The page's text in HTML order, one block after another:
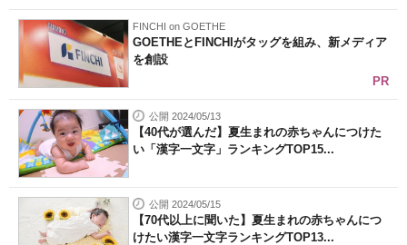
FINCHI on GOETHE
GOETHEとFINCHIがタッグを組み、新メディア
を創設
PR
公開 2024/05/13
【40代が選んだ】夏生まれの赤ちゃんにつけた
い「漢字一文字」ランキングTOP15...
公開 2024/05/15
【70代以上に聞いた】夏生まれの赤ちゃんにつ
けたい漢字一文字ランキングTOP13...